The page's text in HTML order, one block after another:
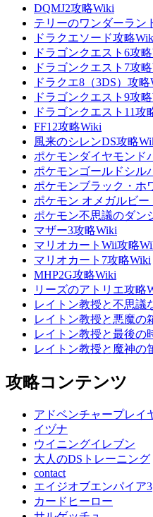
DQMJ2攻略Wiki
テリーのワンダーラン
ドラクエソード攻略
ドラゴンクエスト6攻
ドラゴンクエスト7攻
ドラクエ8（3DS）攻略
ドラゴンクエスト9攻
ドラゴンクエスト11攻
FF12攻略Wiki
風来のシレンDS攻略
ポケモンダイヤモンド
ポケモンゴールドシル
ポケモンブラック・ホ
ポケモン オメガルビ
ポケモン不思議のダン
マザー3攻略Wiki
マリオカートWii攻略
マリオカート7攻略Wiki
MHP2G攻略Wiki
リーズのアトリエ攻略
レイトン教授と不思議
レイトン教授と悪魔の
レイトン教授と最後の
レイトン教授と魔神の
攻略コンテンツ
アドベンチャープレイ
イヅナ
ウイニングイレブン
大人のDSトレーニング
contact
エイジオブエンパイア3
カードヒーロー